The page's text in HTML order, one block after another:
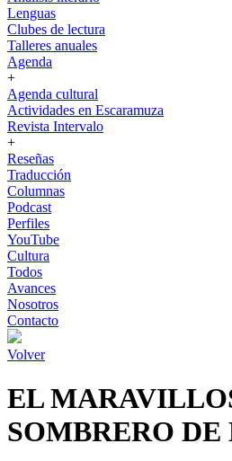
Lenguas
Clubes de lectura
Talleres anuales
Agenda
+
Agenda cultural
Actividades en Escaramuza
Revista Intervalo
+
Reseñas
Traducción
Columnas
Podcast
Perfiles
YouTube
Cultura
Todos
Avances
Nosotros
Contacto
Volver
EL
SOMBRERO